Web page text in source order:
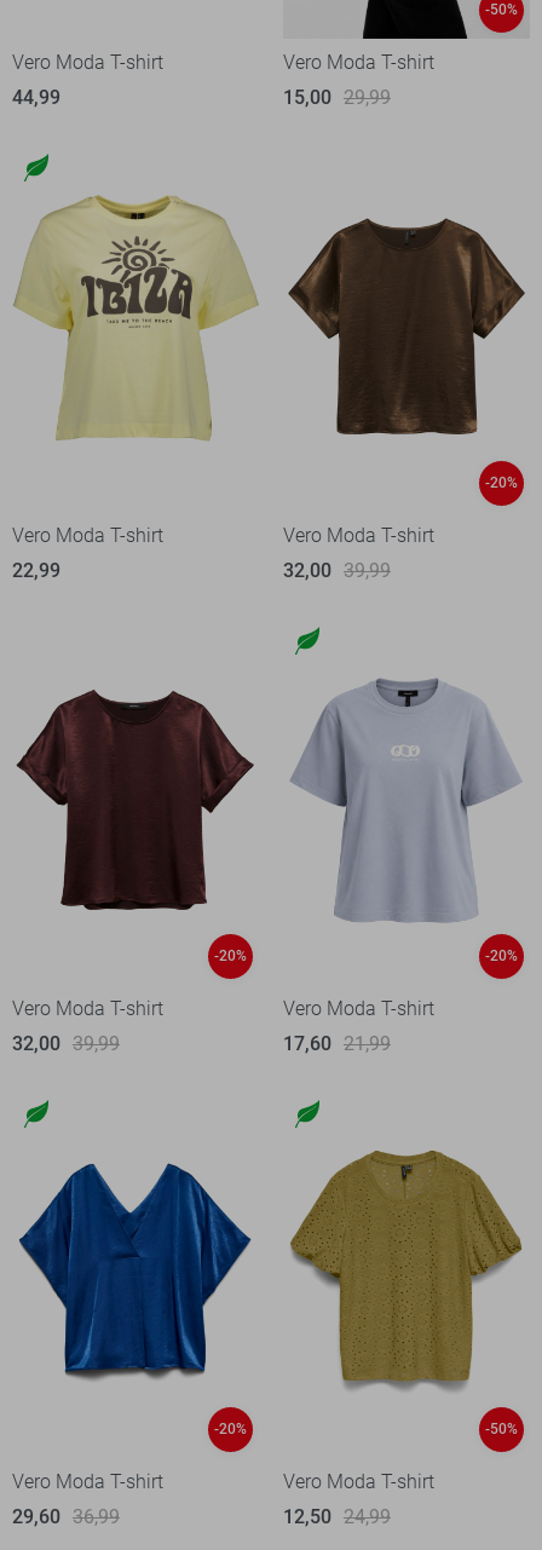
Vero Moda T-shirt
44,99
-50%
Vero Moda T-shirt
15,00 29,99
Vero Moda T-shirt
22,99
-20%
Vero Moda T-shirt
32,00 39,99
-20%
Vero Moda T-shirt
32,00 39,99
-20%
Vero Moda T-shirt
17,60 21,99
-20%
Vero Moda T-shirt
29,60 36,99
-50%
Vero Moda T-shirt
12,50 24,99